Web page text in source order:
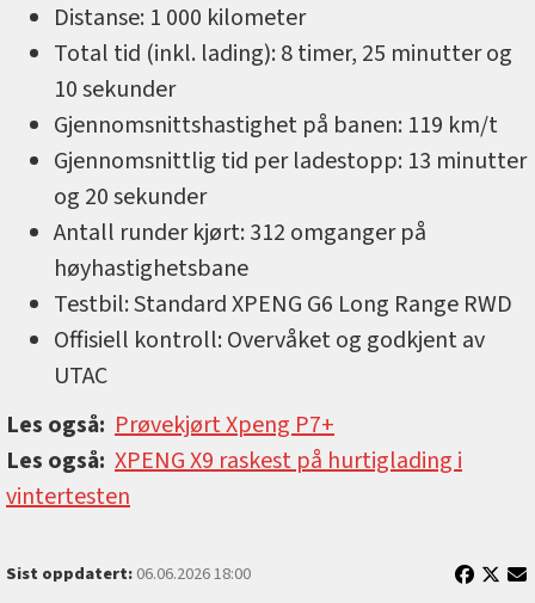
Distanse: 1 000 kilometer
Total tid (inkl. lading): 8 timer, 25 minutter og
10 sekunder
Gjennomsnittshastighet på banen: 119 km/t
Gjennomsnittlig tid per ladestopp: 13 minutter
og 20 sekunder
Antall runder kjørt: 312 omganger på
høyhastighetsbane
Testbil: Standard XPENG G6 Long Range RWD
Offisiell kontroll: Overvåket og godkjent av
UTAC
Les også: Prøvekjørt Xpeng P7+
Les også: XPENG X9 raskest på hurtiglading i
vintertesten
Sist oppdatert:06.06.2026 18:00